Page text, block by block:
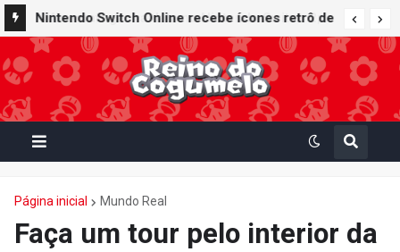
Nintendo Switch Online recebe ícones retrô de
Mario Paint (SNES) e Mario Kart: Super Circuit
(GBA)
Página inicial Mundo Real
Faça um tour pelo interior da